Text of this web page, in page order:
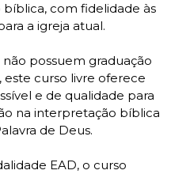
com fidelidade às
a igreja atual.
possuem graduação
curso livre oferece
e de qualidade para
na interpretação bíblica
de Deus.
EAD, o curso